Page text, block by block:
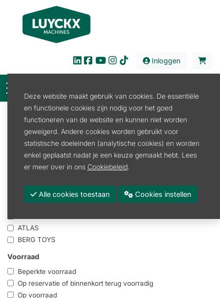
Inloggen
Filter
Verkoop Kids en Fanartikelen
Speelgoed
Promoties
Merk
ATLAS
BERG TOYS
Voorraad
Beperkte voorraad
Op reservatie of binnenkort terug voorradig
Op voorraad
Deze website maakt gebruik van cookies. De essentiële
en functionele cookies zijn nodig voor het goed
functioneren van de website en kunnen niet worden
geweigerd. Andere cookies worden gebruikt voor
statistische doeleinden (analytische cookies) en worden
enkel geplaatst nadat je een keuze gemaakt hebt. Lees
er meer over in ons Cookiebeleid.
Alle cookies toestaan Cookies instellen